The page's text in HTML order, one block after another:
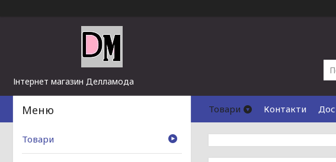
Інтернет магазин Делламода
Товари Контакти
Товари